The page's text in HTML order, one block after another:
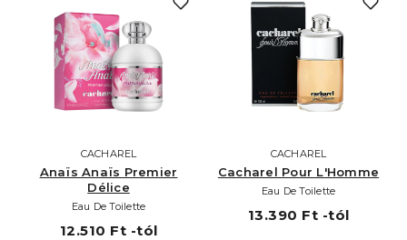
CACHAREL
Anaïs Anaïs Premier
Délice
Eau De Toilette
12.510 Ft -tól
CACHAREL
Cacharel Pour L'Homme
Eau De Toilette
13.390 Ft -tól